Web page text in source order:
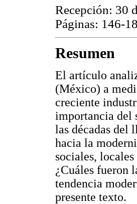
Recepción: 30
Páginas: 146-
Resumen
El artículo
(México) a
creciente
importancia del
las décadas del
hacia la
sociales,
¿Cuáles fueron
tendencia
presente texto.